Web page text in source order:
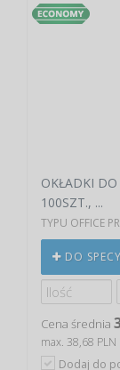
OKŁADKI
100SZT., ...
TYPU OFFICE
DO
Cena średnia
max. 38,68 PLN
Dodaj do